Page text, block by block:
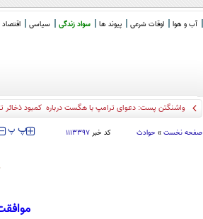
آب و هوا اوقات شرعی پیوند ها سواد زندگی سیاسی اقتصاد
واشنگتن پست: دعوای ترامپ با هگست درباره کمبود ذخائر
صفحه نخست » حوادث کد خبر ۱۱۱۳۳۹۷ ‍‍‍ پ پ